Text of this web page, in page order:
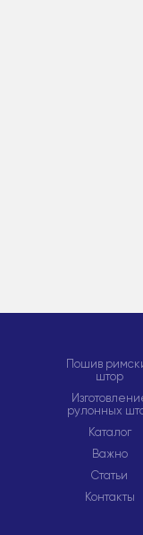
Пошив
штор
рулонных
Каталог
Важно
Статьи
Контакты